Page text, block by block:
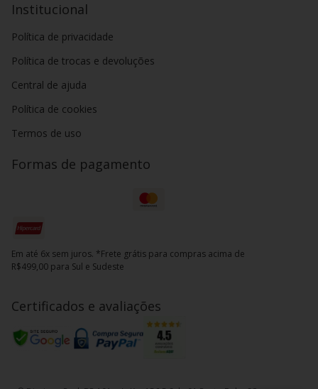
Institucional
Política de privacidade
Política de trocas e devoluções
Central de ajuda
Política de cookies
Termos de uso
Formas de pagamento
Em até 6x sem juros. *Frete grátis para compras acima de
R$499,00 para Sul e Sudeste
Certificados e avaliações